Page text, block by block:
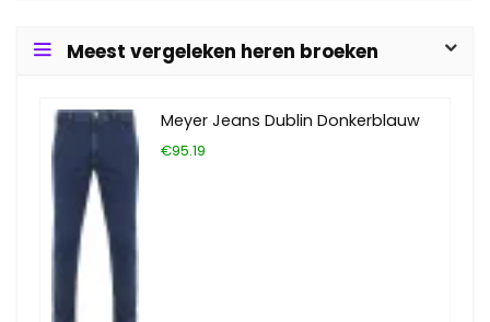
Meest vergeleken heren broeken
Meyer Jeans Dublin Donkerblauw
€95.19